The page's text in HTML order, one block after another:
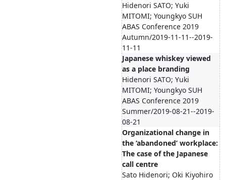
Hidenori SATO; Yuki
MITOMI; Youngkyo SUH
ABAS Conference 2019
Autumn/2019-11-11--2019-
11-11
Japanese whiskey viewed
as a place branding
Hidenori SATO; Yuki
MITOMI; Youngkyo SUH
ABAS Conference 2019
Summer/2019-08-21--2019-
08-21
Organizational change in
the ‘abandoned’ workplace:
The case of the Japanese
call centre
Sato Hidenori; Oki Kiyohiro